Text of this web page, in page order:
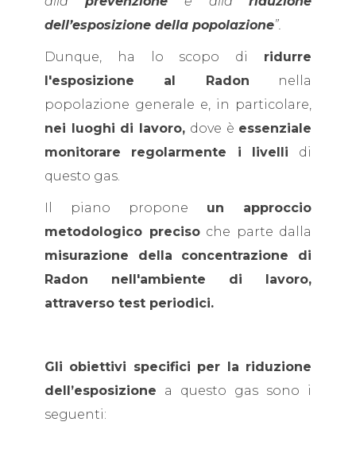
dell’esposizione della popolazione”.
Dunque, ha lo scopo di ridurre
l'esposizione al Radon nella
popolazione generale e, in particolare,
nei luoghi di lavoro, dove è essenziale
monitorare regolarmente i livelli di
questo gas.
Il piano propone un approccio
metodologico precisoche parte dalla
misurazione della concentrazione di
Radon nell'ambiente di lavoro,
attraverso test periodici.
Gli obiettivi specifici per la riduzione
dell’esposizione a questo gas sono i
seguenti: